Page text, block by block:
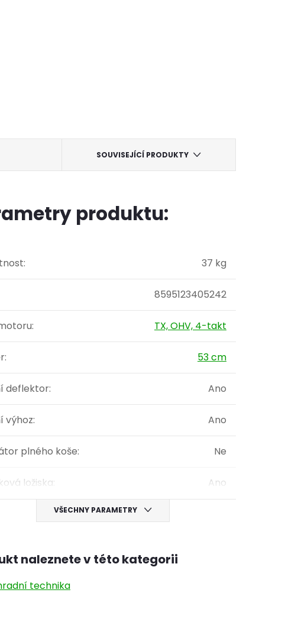
SOUVISEJÍCÍ PRODUKTY
produktu:
: 37 kg
8595123405242
: TX, OHV, 4-takt
: 53 cm
deflektor: Ano
výhoz: Ano
plného koše: Ne
ložiska: Ano
VŠECHNY PARAMETRY
naleznete v této kategorii
technika